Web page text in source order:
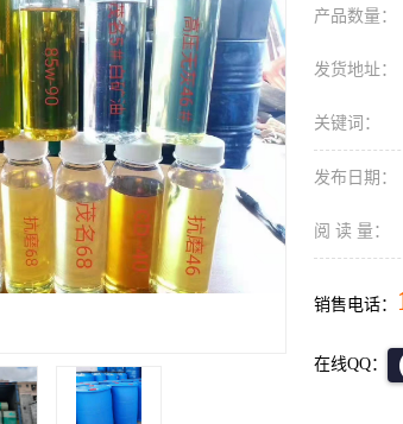
产品数量：
发货地址：
关键词：
发布日期：
阅 读 量：
销售电话：
在线QQ：